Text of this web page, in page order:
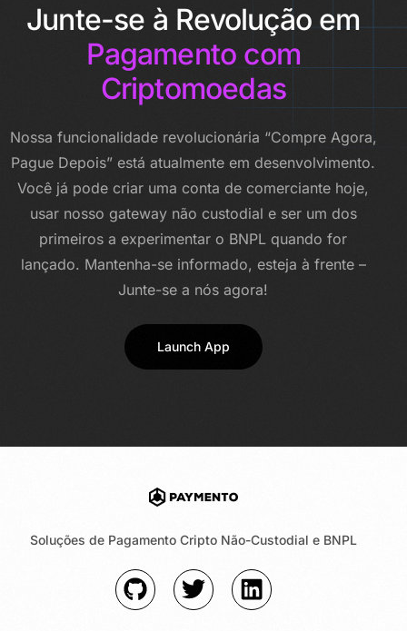
Junte-se à Revolução em
Pagamento com
Criptomoedas
Nossa funcionalidade revolucionária “Compre Agora,
Pague Depois” está atualmente em desenvolvimento.
Você já pode criar uma conta de comerciante hoje,
usar nosso gateway não custodial e ser um dos
primeiros a experimentar o BNPL quando for
lançado. Mantenha-se informado, esteja à frente –
Junte-se a nós agora!
Launch App
Soluções de Pagamento Cripto Não-Custodial e BNPL